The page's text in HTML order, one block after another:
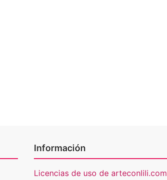
Información
Licencias de uso de arteconlili.com